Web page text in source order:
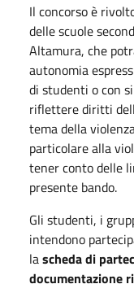
Il concorso è
delle scuole
Altamura, che
autonomia
di studenti o con
riflettere diritti
tema della
particolare alla
tener conto delle
presente bando.
Gli studenti, i
intendono
lascheda di
documentazione